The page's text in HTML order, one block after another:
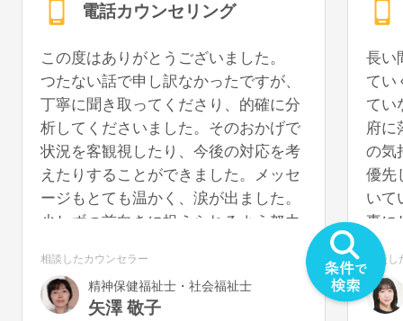
電話カウンセリング
この度はありがとうございました。
つたない話で申し訳なかったですが、
丁寧に聞き取ってくださり、的確に分
析してくださいました。そのおかげで
状況を客観視したり、今後の対応を考
えたりすることができました。メッセ
ージもとても温かく、涙が出ました。
少しずつ前向きに捉えられるよう努力
あれば、再度お話を聞いていただける
と幸いです。
相談したカウンセラー
精神保健福祉士・社会福祉士
矢澤 敬子
長い
てい
てい
府に
の気
優先
いて
事に
う
を切
気が
う
相談